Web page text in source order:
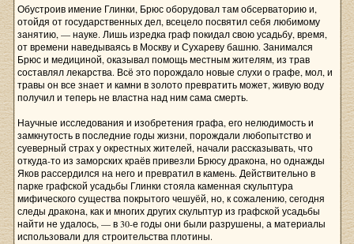
Обустроив имение Глинки, Брюс оборудовал там обсерваторию и,
отойдя от государственных дел, всецело посвятил себя любимому
занятию, — науке. Лишь изредка граф покидал свою усадьбу, время,
от времени наведываясь в Москву и Сухареву башню. Занимался
Брюс и медициной, оказывал помощь местным жителям, из трав
составлял лекарства. Всё это порождало новые слухи о графе, мол, и
травы он все знает и камни в золото превратить может, живую воду
получил и теперь не властна над ним сама смерть.
Научные исследования и изобретения графа, его нелюдимость и
замкнутость в последние годы жизни, порождали любопытство и
суеверный страх у окрестных жителей, начали рассказывать, что
откуда-то из заморских краёв привезли Брюсу дракона, но однажды
Яков рассердился на него и превратил в камень. Действительно в
парке графской усадьбы Глинки стояла каменная скульптура
мифического существа покрытого чешуёй, но, к сожалению, сегодня
следы дракона, как и многих других скульптур из графской усадьбы
найти не удалось, — в 30-е годы они были разрушены, а материалы
использовали для строительства плотины.